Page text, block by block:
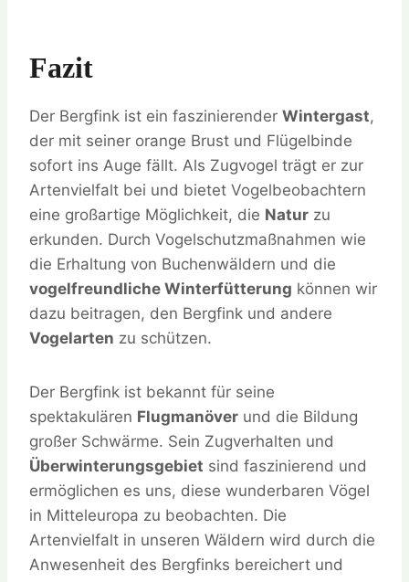
Fazit
Der Bergfink ist ein faszinierender Wintergast,
der mit seiner orange Brust und Flügelbinde
sofort ins Auge fällt. Als Zugvogel trägt er zur
Artenvielfalt bei und bietet Vogelbeobachtern
eine großartige Möglichkeit, die Natur zu
erkunden. Durch Vogelschutzmaßnahmen wie
die Erhaltung von Buchenwäldern und die
vogelfreundliche Winterfütterung können wir
dazu beitragen, den Bergfink und andere
Vogelarten zu schützen.
Der Bergfink ist bekannt für seine
spektakulären Flugmanöver und die Bildung
großer Schwärme. Sein Zugverhalten und
Überwinterungsgebiet sind faszinierend und
ermöglichen es uns, diese wunderbaren Vögel
in Mitteleuropa zu beobachten. Die
Artenvielfalt in unseren Wäldern wird durch die
Anwesenheit des Bergfinks bereichert und